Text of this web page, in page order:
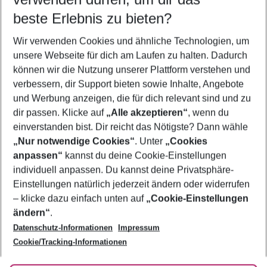
5-8 Nächte
2 Erwachsene Keine Kinder
Mehr Filter anzeigen
Footer
Footer navigation
Über uns
AGB
Bestpreisgarantie
Cookie-Einstellungen ändern
Cookie-Richtlinie
Agenturbetreuung
Barrierefreies Reisen
Folge uns
beste Erlebnis zu bieten?
Wir verwenden Cookies und ähnliche Technologien, um
unsere Webseite für dich am Laufen zu halten. Dadurch
können wir die Nutzung unserer Plattform verstehen und
verbessern, dir Support bieten sowie Inhalte, Angebote
und Werbung anzeigen, die für dich relevant sind und zu
dir passen. Klicke auf „Alle akzeptieren“, wenn du
einverstanden bist. Dir reicht das Nötigste? Dann wähle
„Nur notwendige Cookies“. Unter „Cookies
anpassen“ kannst du deine Cookie-Einstellungen
individuell anpassen. Du kannst deine Privatsphäre-
Einstellungen natürlich jederzeit ändern oder widerrufen
– klicke dazu einfach unten auf „Cookie-Einstellungen
ändern“.
Datenschutz-Informationen
Impressum
Cookie/Tracking-Informationen